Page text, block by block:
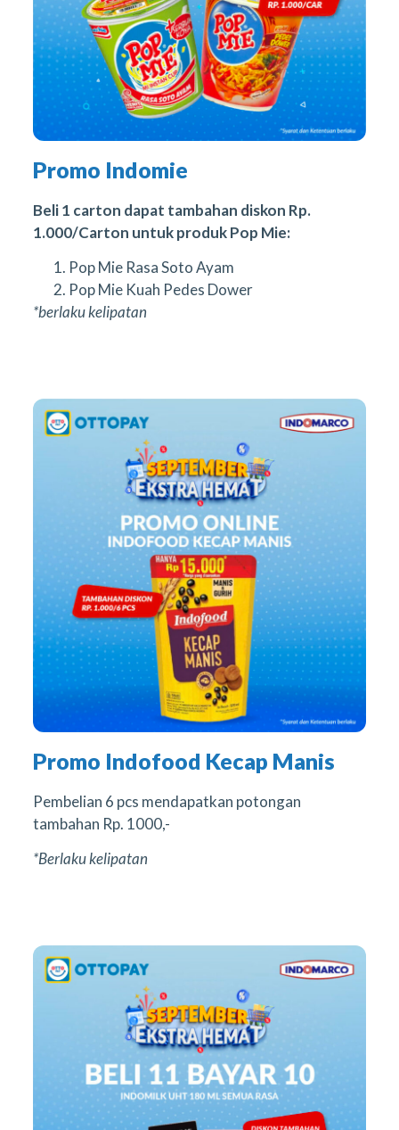
Promo Indomie
Beli 1 carton dapat tambahan diskon Rp.
1.000/Carton untuk produk Pop Mie:
Pop Mie Rasa Soto Ayam
Pop Mie Kuah Pedes Dower
*berlaku kelipatan
Promo Indofood Kecap Manis
Pembelian 6 pcs mendapatkan potongan
tambahan Rp. 1000,-
*Berlaku kelipatan